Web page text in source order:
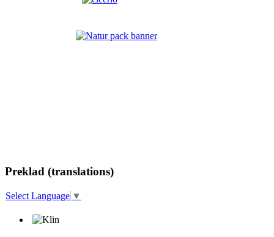
Preklad (translations)
Select Language ▼